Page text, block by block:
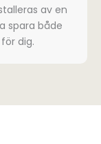
av en
spara både
dig.​